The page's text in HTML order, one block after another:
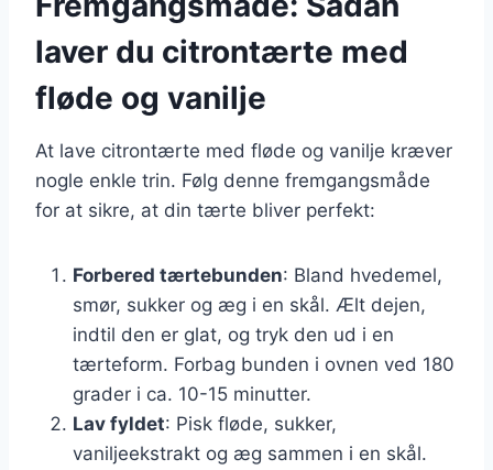
laver du citrontærte med
fløde og vanilje
At lave citrontærte med fløde og vanilje kræver
nogle enkle trin. Følg denne fremgangsmåde
for at sikre, at din tærte bliver perfekt:
Forbered tærtebunden: Bland hvedemel,
smør, sukker og æg i en skål. Ælt dejen,
indtil den er glat, og tryk den ud i en
tærteform. Forbag bunden i ovnen ved 180
grader i ca. 10-15 minutter.
Lav fyldet: Pisk fløde, sukker,
vaniljeekstrakt og æg sammen i en skål.